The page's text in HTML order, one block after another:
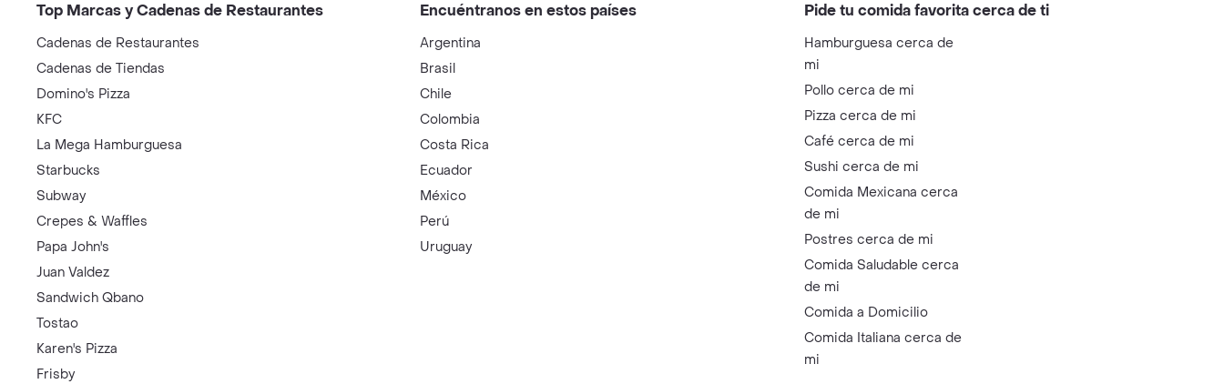
Top Marcas y Cadenas de Restaurantes
Cadenas de Restaurantes
Cadenas de Tiendas
Domino's Pizza
KFC
La Mega Hamburguesa
Starbucks
Subway
Crepes & Waffles
Papa John's
Juan Valdez
Sandwich Qbano
Tostao
Karen's Pizza
Frisby
Encuéntranos en estos países
Argentina
Brasil
Chile
Colombia
Costa Rica
Ecuador
México
Perú
Uruguay
Pide tu comida favorita cerca de ti
Hamburguesa cerca de
mi
Pollo cerca de mi
Pizza cerca de mi
Café cerca de mi
Sushi cerca de mi
Comida Mexicana cerca
de mi
Postres cerca de mi
Comida Saludable cerca
de mi
Comida a Domicilio
Comida Italiana cerca de
mi